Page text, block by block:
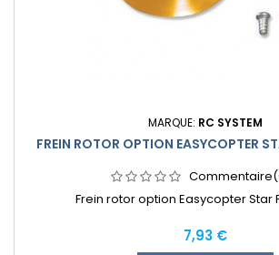
MARQUE: RC SYSTEM
FREIN ROTOR OPTION EASYCOPTER
Frein rotor option Easycopter Star
Prix
7,93 €